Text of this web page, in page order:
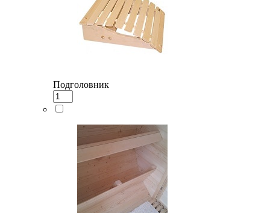
Подголовник